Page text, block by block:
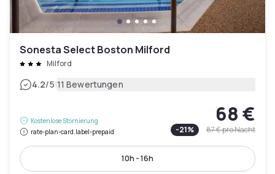
Sonesta Select Boston Milford
Milford
4.2/5|11 Bewertungen
Kostenlose Stornierung
rate-plan-card.label-prepaid
68 €
-21% 87 €pro Nacht
10h - 16h